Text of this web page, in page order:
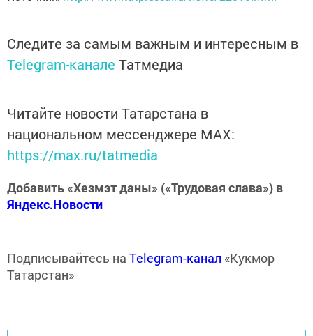
Следите за самым важным и интересным в
Telegram-канале Татмедиа
Читайте новости Татарстана в
национальном мессенджере MАХ:
https://max.ru/tatmedia
Добавить «Хезмэт даны» («Трудовая слава») в
Яндекс.Новости
Подписывайтесь на Telegram-канал «Кукмор
Татарстан»